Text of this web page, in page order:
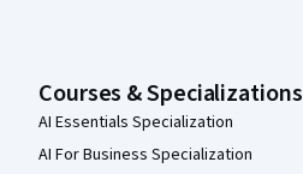
Courses & Specializations
AI Essentials Specialization
AI For Business Specialization